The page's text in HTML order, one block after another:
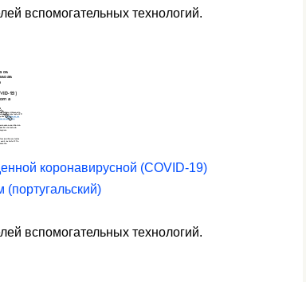
вспомогательных технологий.
коронавирусной (COVID-19)
вспомогательных технологий.